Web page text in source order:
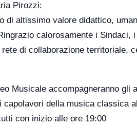
Pirozzi:
di altissimo valore didattico,
calorosamente i
di collaborazione territoriale,
Musicale accompagneranno
capolavori della musica classica
con inizio alle ore 19:00